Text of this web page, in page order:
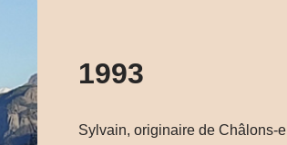
1993
Sylvain, originaire de Châlons-